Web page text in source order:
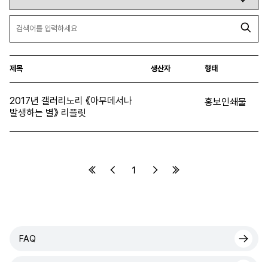
제목 생산자 형태
2017년 갤러리노리 《아무데서나
발생하는 별》 리플릿
홍보인쇄물
1
FAQ